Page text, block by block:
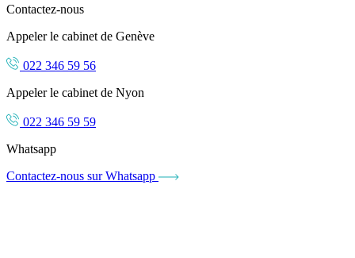
Contactez-nous
Appeler le cabinet de Genève
022 346 59 56
Appeler le cabinet de Nyon
022 346 59 59
Whatsapp
Contactez-nous sur Whatsapp